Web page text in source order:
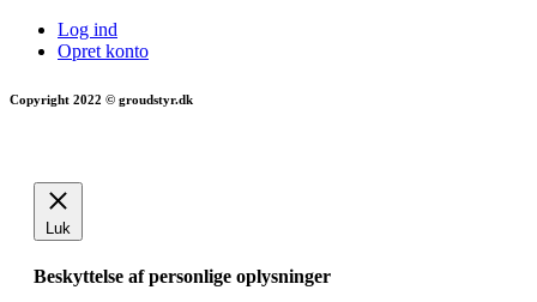
Log ind
Opret konto
Copyright 2022 © groudstyr.dk
Luk
Beskyttelse af personlige oplysninger